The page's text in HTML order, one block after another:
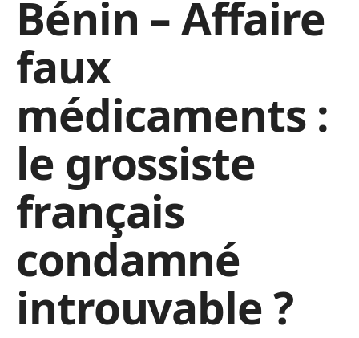
Bénin – Affaire
faux
médicaments :
le grossiste
français
condamné
introuvable ?